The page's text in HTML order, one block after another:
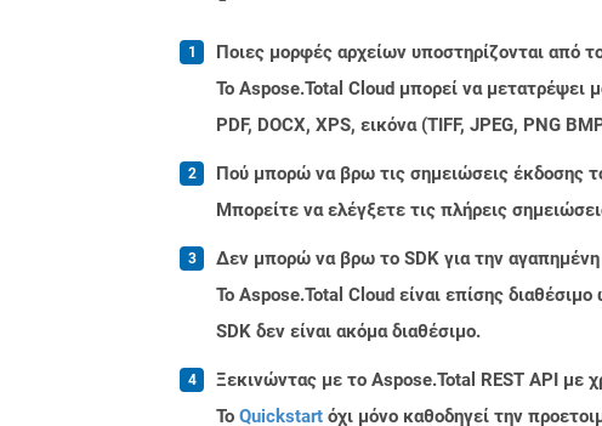
Ποιες μορφές αρχείων υποστηρίζονται από
Το Aspose.Total Cloud μπορεί να μετατρέψει
PDF, DOCX, XPS, εικόνα (TIFF, JPEG, PNG
Πού μπορώ να βρω τις σημειώσεις έκδοσης
Μπορείτε να ελέγξετε τις πλήρεις
Δεν μπορώ να βρω το SDK για την
Το Aspose.Total Cloud είναι επίσης
SDK δεν είναι ακόμα διαθέσιμο.
Ξεκινώντας με το Aspose.Total REST API με
Το Quickstart όχι μόνο καθοδηγεί την